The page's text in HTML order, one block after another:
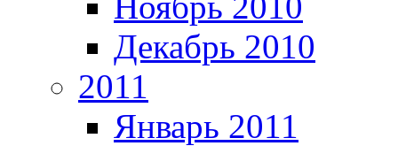
Декабрь 2010
2011
Январь 2011